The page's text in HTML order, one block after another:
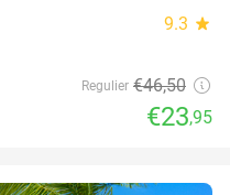
9.3 star
Regulier €46,50
€23,95